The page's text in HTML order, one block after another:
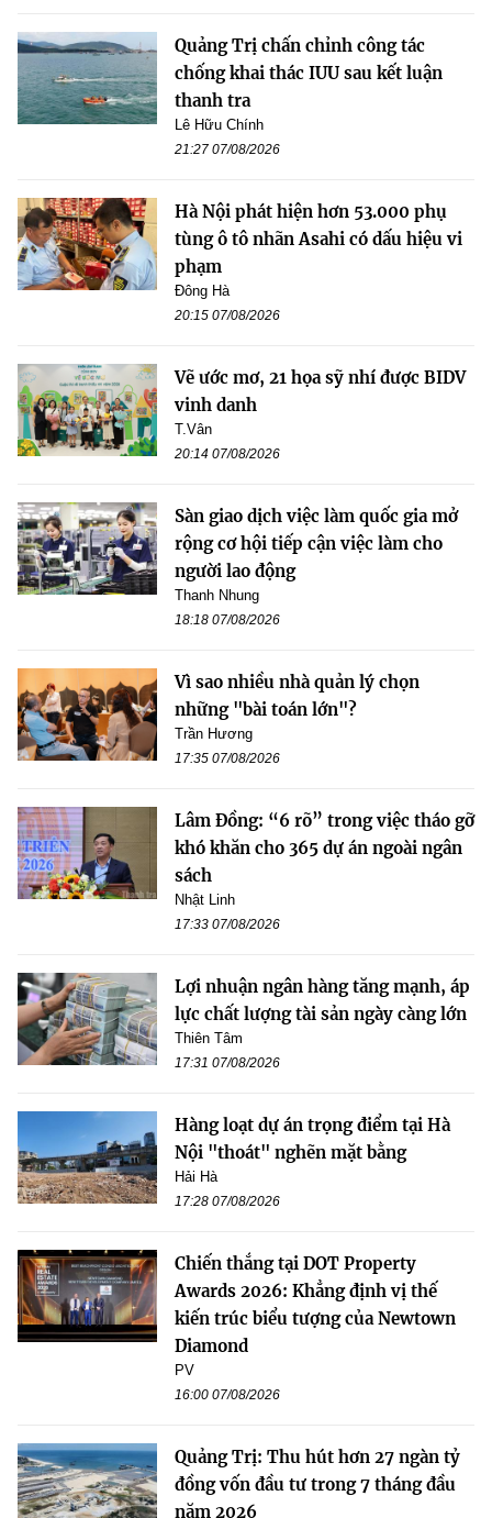
Quảng Trị chấn chỉnh công tác
chống khai thác IUU sau kết luận
thanh tra
Lê Hữu Chính
21:27 07/08/2026
Hà Nội phát hiện hơn 53.000 phụ
tùng ô tô nhãn Asahi có dấu hiệu vi
phạm
Đông Hà
20:15 07/08/2026
Vẽ ước mơ, 21 họa sỹ nhí được BIDV
vinh danh
T.Vân
20:14 07/08/2026
Sàn giao dịch việc làm quốc gia mở
rộng cơ hội tiếp cận việc làm cho
người lao động
Thanh Nhung
18:18 07/08/2026
Vì sao nhiều nhà quản lý chọn
những "bài toán lớn"?
Trần Hương
17:35 07/08/2026
Lâm Đồng: “6 rõ” trong việc tháo gỡ
khó khăn cho 365 dự án ngoài ngân
sách
Nhật Linh
17:33 07/08/2026
Lợi nhuận ngân hàng tăng mạnh, áp
lực chất lượng tài sản ngày càng lớn
Thiên Tâm
17:31 07/08/2026
Hàng loạt dự án trọng điểm tại Hà
Nội "thoát" nghẽn mặt bằng
Hải Hà
17:28 07/08/2026
Chiến thắng tại DOT Property
Awards 2026: Khẳng định vị thế
kiến trúc biểu tượng của Newtown
Diamond
PV
16:00 07/08/2026
Quảng Trị: Thu hút hơn 27 ngàn tỷ
đồng vốn đầu tư trong 7 tháng đầu
năm 2026